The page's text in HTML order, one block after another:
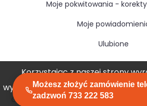
Korzystając z naszej strony
wykorzystywanie przez nas plików
Możesz złożyć zamówienie
zadzwoń 733 222 583
moje pokwitowania -
moje
ulubione
Copyright © izosfera.pl. All rights reserved.